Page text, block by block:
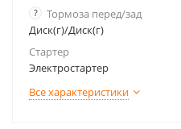
?
Тормоза перед/зад
Диск(г)/Диск(г)
Стартер
Электростартер
Все характеристики